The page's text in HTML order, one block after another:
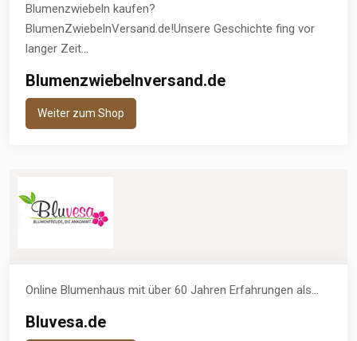
Blumenzwiebeln kaufen?
BlumenZwiebelnVersand.de!Unsere Geschichte fing vor
langer Zeit...
Blumenzwiebelnversand.de
Weiter zum Shop
Online Blumenhaus mit über 60 Jahren Erfahrungen als...
Bluvesa.de